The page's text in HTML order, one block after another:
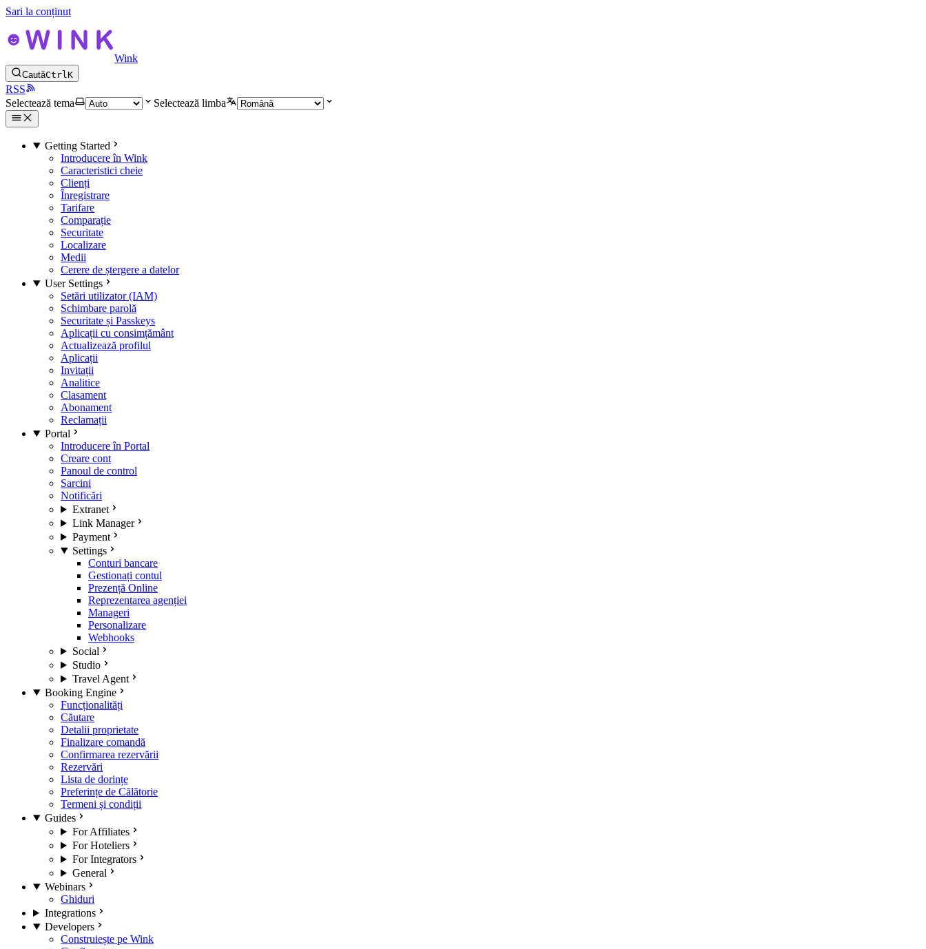
Sari la conținut
Wink
CautăCtrlK
RSS
Selectează tema
Selectează limba
Getting Started
Introducere în Wink
Caracteristici cheie
Clienți
Înregistrare
Tarifare
Comparație
Securitate
Localizare
Medii
Cerere de ștergere a datelor
User Settings
Setări utilizator (IAM)
Schimbare parolă
Securitate și Passkeys
Aplicații cu consimțământ
Actualizează profilul
Aplicații
Invitații
Analitice
Clasament
Abonament
Reclamații
Portal
Introducere în Portal
Creare cont
Panoul de control
Sarcini
Notificări
Extranet
Link Manager
Payment
Settings
Conturi bancare
Gestionați contul
Prezență Online
Reprezentarea agenției
Manageri
Personalizare
Webhooks
Social
Studio
Travel Agent
Booking Engine
Funcționalități
Căutare
Detalii proprietate
Finalizare comandă
Confirmarea rezervării
Rezervări
Lista de dorințe
Preferințe de Călătorie
Termeni și condiții
Guides
For Affiliates
For Hoteliers
For Integrators
General
Webinars
Ghiduri
Integrations
Developers
Construiește pe Wink